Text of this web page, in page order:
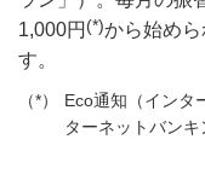
1,000円 (*)から始め
す。
Eco通知（インタ
ターネットバンキ